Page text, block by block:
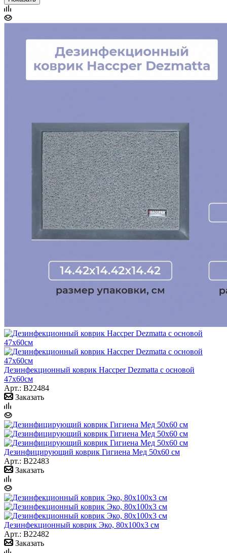
Дезинфекционный коврик Haccper Dezmatta с основой
47х60см
Арт.: B22484
Заказать
Дезинфицирующий коврик Гигиена Мед 50х60 см
Арт.: B22483
Заказать
Дезинфекционный коврик Эко, 80х100х3 см
Арт.: B22482
Заказать